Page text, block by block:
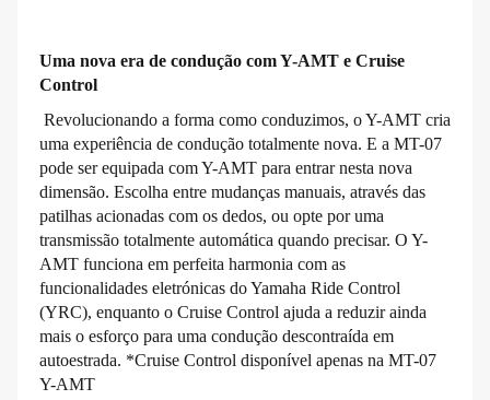
Uma nova era de condução com Y-AMT e Cruise
Control
Revolucionando a forma como conduzimos, o Y-AMT cria
uma experiência de condução totalmente nova. E a MT-07
pode ser equipada com Y-AMT para entrar nesta nova
dimensão. Escolha entre mudanças manuais, através das
patilhas acionadas com os dedos, ou opte por uma
transmissão totalmente automática quando precisar. O Y-
AMT funciona em perfeita harmonia com as
funcionalidades eletrónicas do Yamaha Ride Control
(YRC), enquanto o Cruise Control ajuda a reduzir ainda
mais o esforço para uma condução descontraída em
autoestrada. *Cruise Control disponível apenas na MT-07
Y-AMT